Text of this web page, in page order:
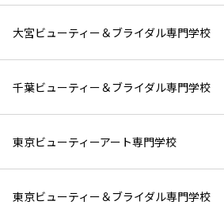
大宮ビューティー＆ブライダル専門学校
千葉ビューティー＆ブライダル専門学校
東京ビューティーアート専門学校
東京ビューティー＆ブライダル専門学校